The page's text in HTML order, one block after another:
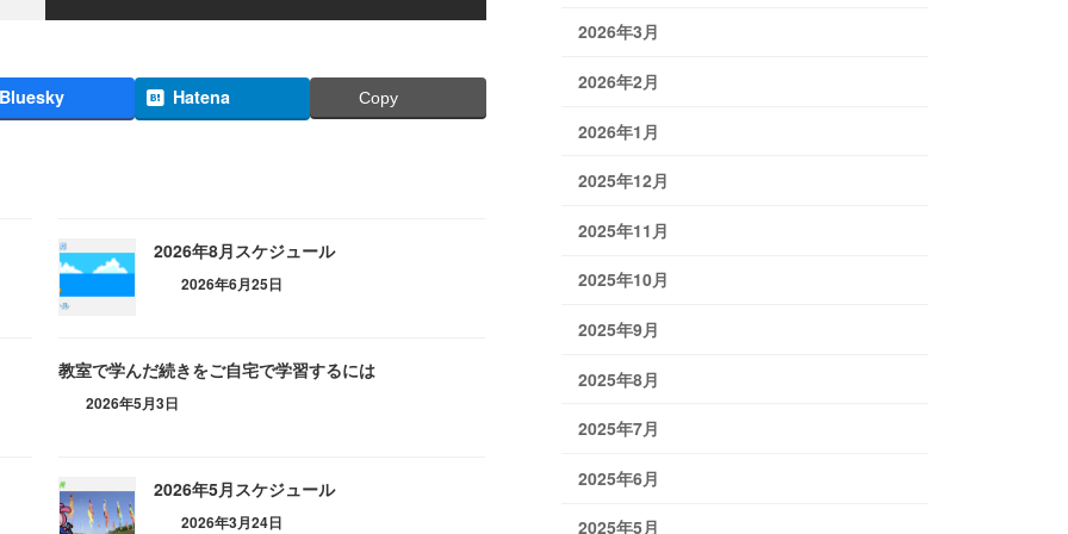
Hatena Copy
2026年8月スケジュール
2026年6月25日
教室で学んだ続きをご自宅で学習するには
2026年5月3日
2026年5月スケジュール
2026年3月24日
2026年3月
2026年2月
2026年1月
2025年12月
2025年11月
2025年10月
2025年9月
2025年8月
2025年7月
2025年6月
2025年5月